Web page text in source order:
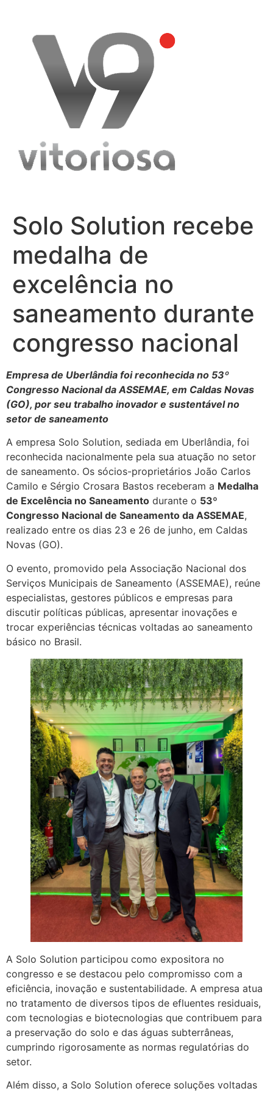
content
Solo Solution recebe
medalha de
excelência no
saneamento durante
congresso nacional
Empresa de Uberlândia foi reconhecida no 53º
Congresso Nacional da ASSEMAE, em Caldas Novas
(GO), por seu trabalho inovador e sustentável no
setor de saneamento
A empresa Solo Solution, sediada em Uberlândia, foi
reconhecida nacionalmente pela sua atuação no setor
de saneamento. Os sócios-proprietários João Carlos
Camilo e Sérgio Crosara Bastos receberam a Medalha
de Excelência no Saneamento durante o 53º
Congresso Nacional de Saneamento da ASSEMAE,
realizado entre os dias 23 e 26 de junho, em Caldas
Novas (GO).
O evento, promovido pela Associação Nacional dos
Serviços Municipais de Saneamento (ASSEMAE), reúne
especialistas, gestores públicos e empresas para
discutir políticas públicas, apresentar inovações e
trocar experiências técnicas voltadas ao saneamento
básico no Brasil.
A Solo Solution participou como expositora no
congresso e se destacou pelo compromisso com a
eficiência, inovação e sustentabilidade. A empresa atua
no tratamento de diversos tipos de efluentes residuais,
com tecnologias e biotecnologias que contribuem para
a preservação do solo e das águas subterrâneas,
cumprindo rigorosamente as normas regulatórias do
setor.
Além disso, a Solo Solution oferece soluções voltadas